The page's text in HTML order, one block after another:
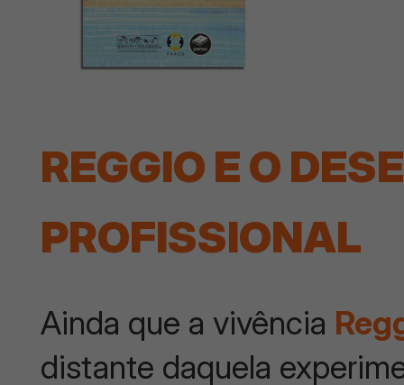
REGGIO E O
PROFISSIONAL
Ainda que a vivência
distante daquela